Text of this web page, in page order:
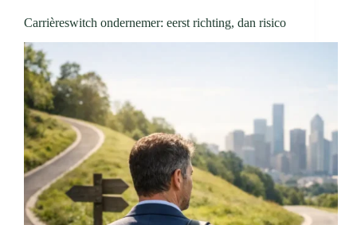
Carrièreswitch ondernemer: eerst richting, dan risico